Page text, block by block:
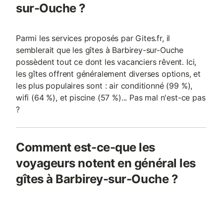
sur-Ouche ?
Parmi les services proposés par Gites.fr, il
semblerait que les gîtes à Barbirey-sur-Ouche
possèdent tout ce dont les vacanciers rêvent. Ici,
les gîtes offrent généralement diverses options, et
les plus populaires sont : air conditionné (99 %),
wifi (64 %), et piscine (57 %)... Pas mal n'est-ce pas
?
Comment est-ce-que les
voyageurs notent en général les
gîtes à Barbirey-sur-Ouche ?